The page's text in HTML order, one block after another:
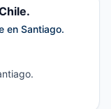
en Santiago.